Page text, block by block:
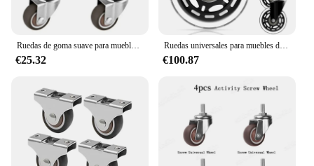
€25.32
Ruedas universales para muebles de 3 pulgadas, 5 piezas, giratorias de goma, 360 grados, seguras, silenciosas, para silla de oficina
€100.87